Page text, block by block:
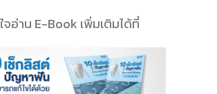
จอ่าน E-Book เพิ่มเติมได้ที่